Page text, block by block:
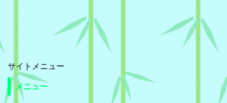
サイトメニュー
メニュー